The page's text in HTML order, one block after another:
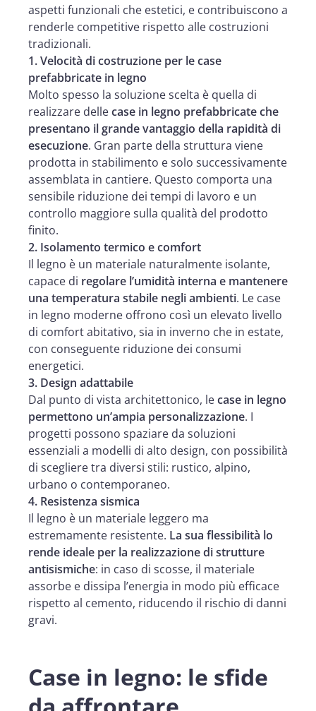
aspetti funzionali che estetici, e contribuiscono a
renderle competitive rispetto alle costruzioni
tradizionali.
1. Velocità di costruzione per le case
prefabbricate in legno
Molto spesso la soluzione scelta è quella di
realizzare dellecase in legno prefabbricate che
presentano il grande vantaggio della rapidità di
esecuzione. Gran parte della struttura viene
prodotta in stabilimento e solo successivamente
assemblata in cantiere. Questo comporta una
sensibile riduzione dei tempi di lavoro e un
controllo maggiore sulla qualità del prodotto
finito.
2. Isolamento termico e comfort
Il legno è un materiale naturalmente isolante,
capace di regolare l’umidità interna e mantenere
una temperatura stabile negli ambienti. Le case
in legno moderne offrono così un elevato livello
di comfort abitativo, sia in inverno che in estate,
con conseguente riduzione dei consumi
energetici.
3. Design adattabile
Dal punto di vista architettonico, lecase in legno
permettono un’ampia personalizzazione. I
progetti possono spaziare da soluzioni
essenziali a modelli di alto design, con possibilità
di scegliere tra diversi stili: rustico, alpino,
urbano o contemporaneo.
4. Resistenza sismica
Il legno è un materiale leggero ma
estremamente resistente. La sua flessibilità lo
rende ideale per la realizzazione di strutture
antisismiche: in caso di scosse, il materiale
assorbe e dissipa l’energia in modo più efficace
rispetto al cemento, riducendo il rischio di danni
gravi.
Case in legno: le sfide